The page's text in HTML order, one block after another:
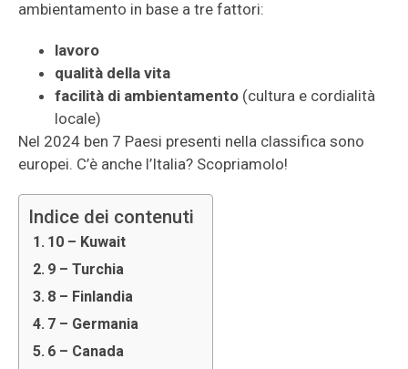
ambientamento in base a tre fattori:
lavoro
qualità della vita
facilità di ambientamento (cultura e cordialità
locale)
Nel 2024 ben 7 Paesi presenti nella classifica sono
europei. C’è anche l’Italia? Scopriamolo!
Indice dei contenuti
10 – Kuwait
9 – Turchia
8 – Finlandia
7 – Germania
6 – Canada